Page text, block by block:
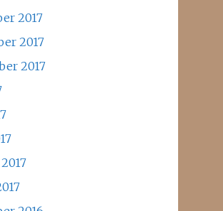
2017
2017
2017